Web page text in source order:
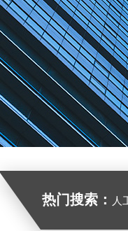
热门搜索： 人